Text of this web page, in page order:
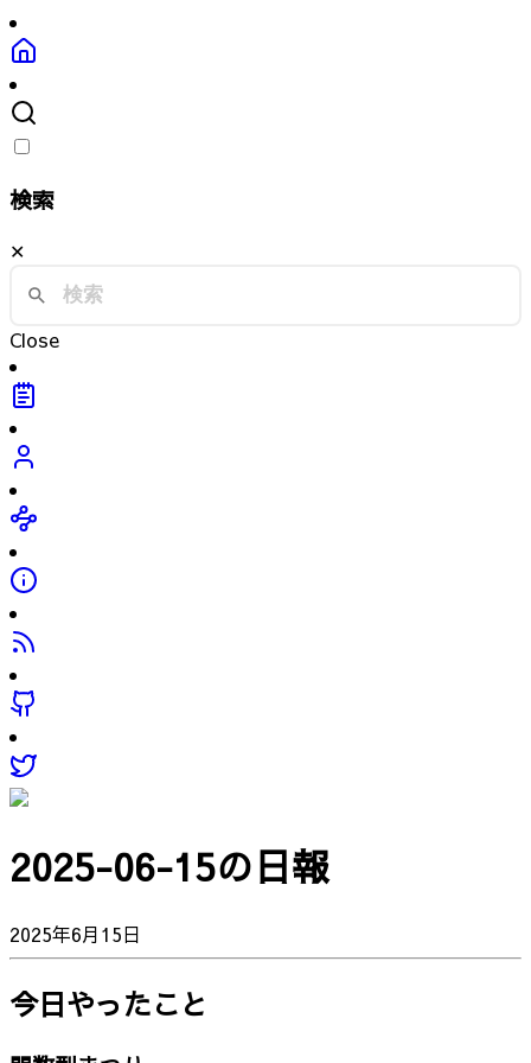
検索
✕
Close
2025-06-15の日報
2025年6月15日
今日やったこと